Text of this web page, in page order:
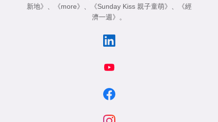
新地》
《more》 《Sunday Kiss 親子童萌》
《經
濟一週》
。